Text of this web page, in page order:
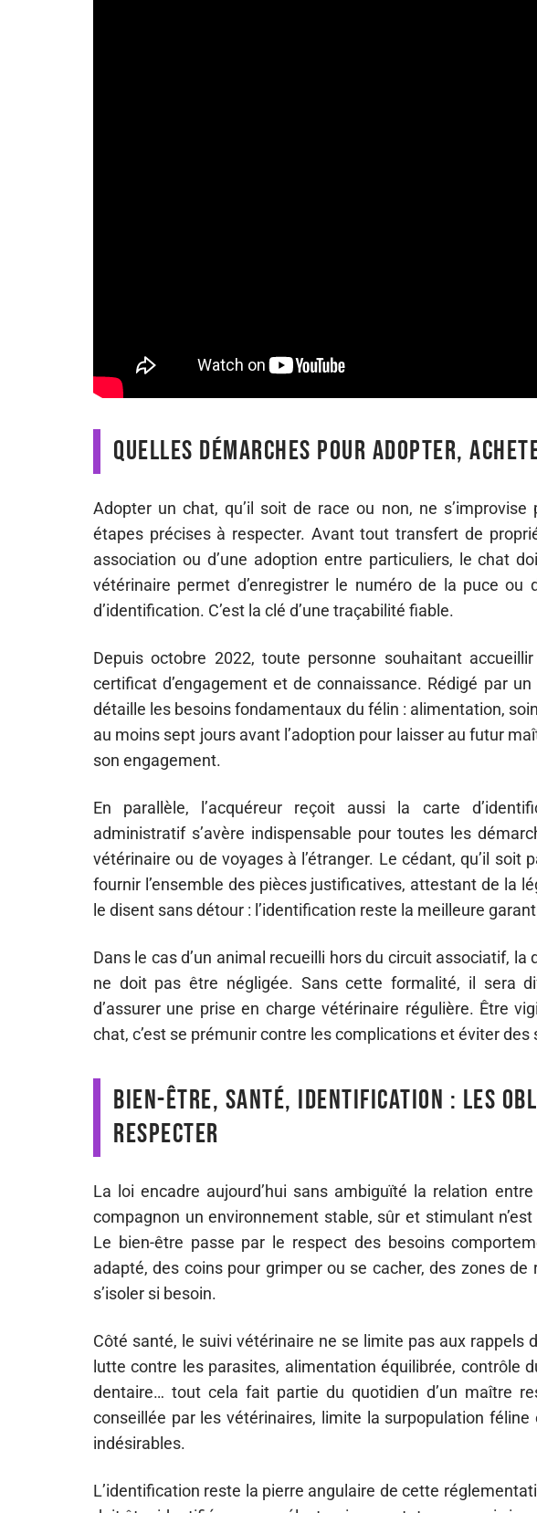
Quelles démarches pour adopter,
Adopter un chat, qu’il soit de race ou non, ne
étapes précises à respecter. Avant tout transfert de
association ou d’une adoption entre particuliers, le chat
vétérinaire permet d’enregistrer le numéro de la puce ou
d’identification. C’est la clé d’une traçabilité fiable.
Depuis octobre 2022, toute personne souhaitant
certificat d’engagement et de connaissance. Rédigé par
détaille les besoins fondamentaux du félin : alimentation,
au moins sept jours avant l’adoption pour laisser au futur
son engagement.
En parallèle, l’acquéreur reçoit aussi la carte
administratif s’avère indispensable pour toutes les
vétérinaire ou de voyages à l’étranger. Le cédant, qu’il soit
fournir l’ensemble des pièces justificatives, attestant de la
le disent sans détour : l’identification reste la meilleure
Dans le cas d’un animal recueilli hors du circuit associatif,
ne doit pas être négligée. Sans cette formalité, il sera
d’assurer une prise en charge vétérinaire régulière. Être
chat, c’est se prémunir contre les complications et éviter
Bien-être, santé, identification : les
respecter
La loi encadre aujourd’hui sans ambiguïté la relation
compagnon un environnement stable, sûr et stimulant
Le bien-être passe par le respect des besoins
adapté, des coins pour grimper ou se cacher, des zones
s’isoler si besoin.
Côté santé, le suivi vétérinaire ne se limite pas aux rappels
lutte contre les parasites, alimentation équilibrée, contrôle
dentaire… tout cela fait partie du quotidien d’un maître
conseillée par les vétérinaires, limite la surpopulation
indésirables.
L’identification reste la pierre angulaire de cette